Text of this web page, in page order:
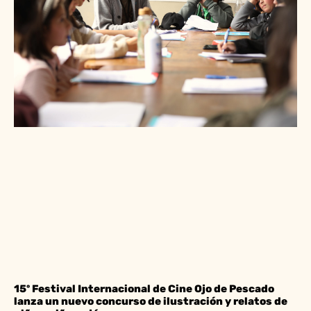
15º Festival Internacional de Cine Ojo de Pescado
lanza un nuevo concurso de ilustración y relatos de